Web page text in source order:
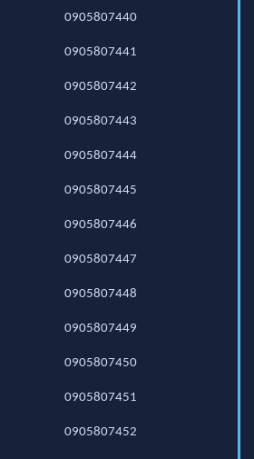
0905807440
0905807441
0905807442
0905807443
0905807444
0905807445
0905807446
0905807447
0905807448
0905807449
0905807450
0905807451
0905807452